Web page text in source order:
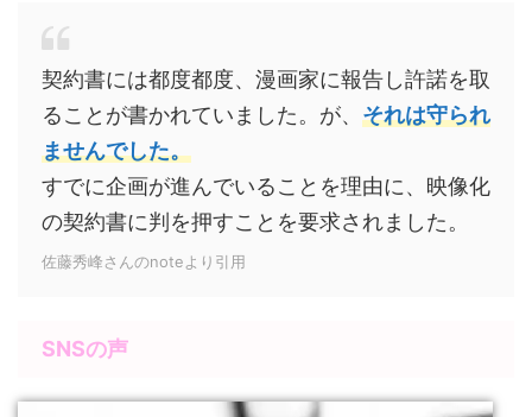
契約書には都度都度、漫画家に報告し許諾を取
ることが書かれていました。が、 それは守られ
ませんでした。
すでに企画が進んでいることを理由に、映像化
の契約書に判を押すことを要求されました。
佐藤秀峰さんのnoteより引用
SNSの声